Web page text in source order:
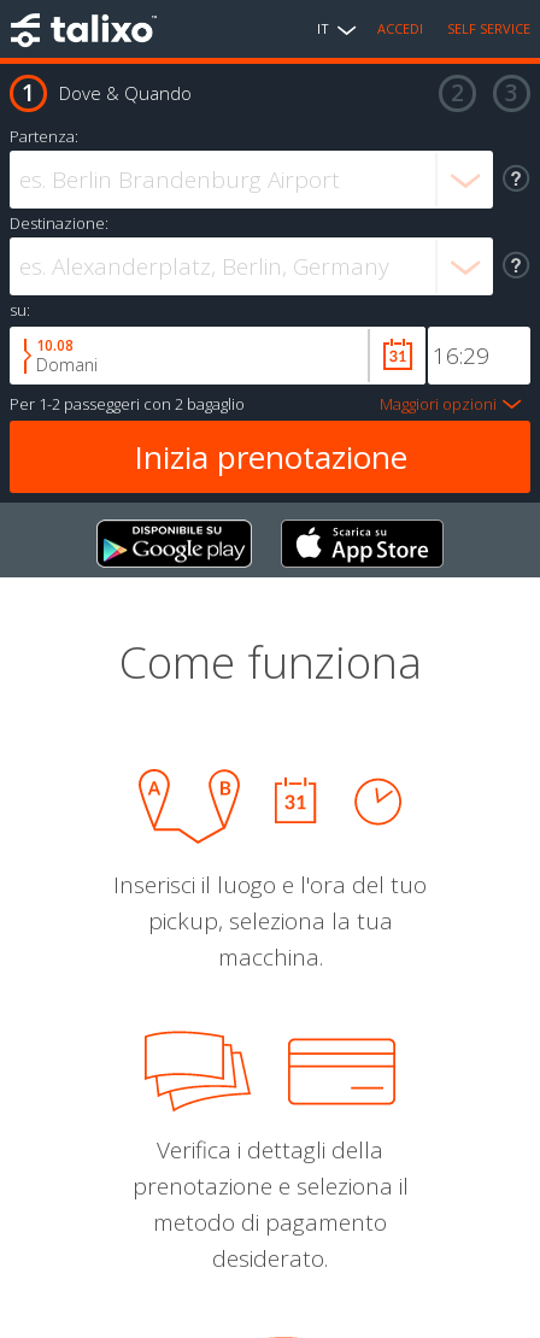
IT ACCEDI SELF SERVICE
Dove & Quando
Partenza:
Destinazione:
su:
10.08
Domani
Per 1-2 passeggeri con 2 bagaglio Maggiori opzioni
Come funziona
Inserisci il luogo e l'ora del tuo
pickup, seleziona la tua
macchina.
Verifica i dettagli della
prenotazione e seleziona il
metodo di pagamento
desiderato.